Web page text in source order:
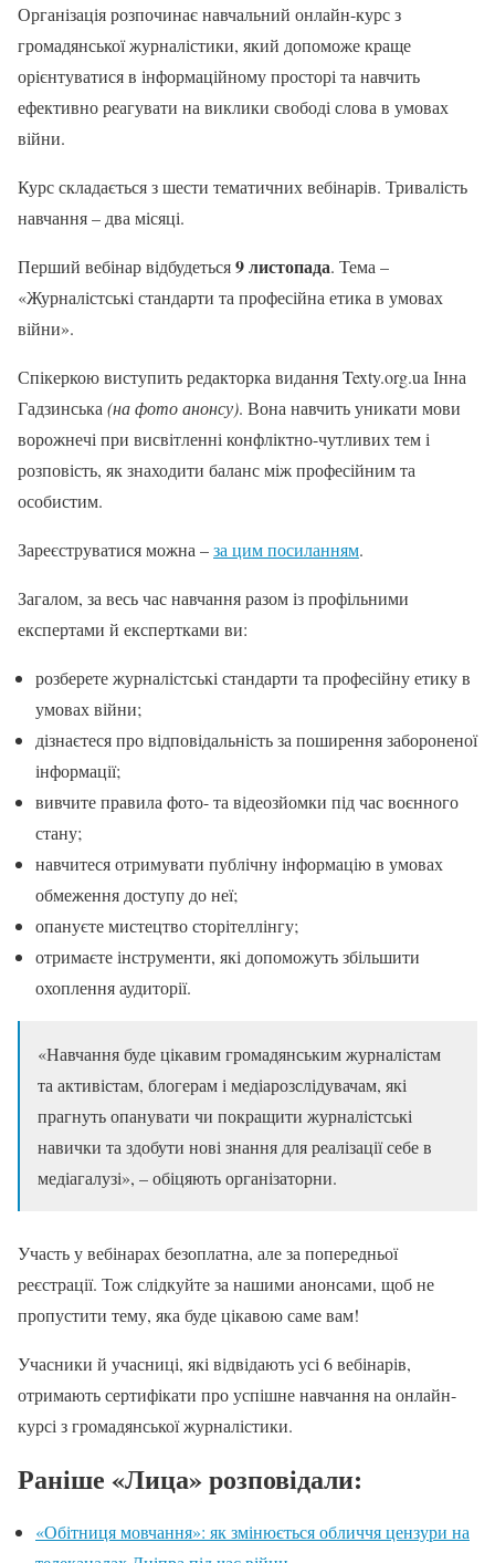
Організація розпочинає навчальний онлайн-курс з
громадянської журналістики, який допоможе краще
орієнтуватися в інформаційному просторі та навчить
ефективно реагувати на виклики свободі слова в умовах
війни.
Курс складається з шести тематичних вебінарів. Тривалість
навчання – два місяці.
Перший вебінар відбудеться9 листопада. Тема –
«Журналістські стандарти та професійна етика в умовах
війни».
Спікеркою виступить редакторка видання Texty.org.ua Інна
Гадзинська(на фото анонсу). Вона навчить уникати мови
ворожнечі при висвітленні конфліктно-чутливих тем і
розповість, як знаходити баланс між професійним та
особистим.
Зареєструватися можна –за цим посиланням.
Загалом, за весь час навчання разом із профільними
експертами й експертками ви:
розберете журналістські стандарти та професійну етику в
умовах війни;
дізнаєтеся про відповідальність за поширення забороненої
інформації;
вивчите правила фото- та відеозйомки під час воєнного
стану;
навчитеся отримувати публічну інформацію в умовах
обмеження доступу до неї;
опануєте мистецтво сторітеллінгу;
отримаєте інструменти, які допоможуть збільшити
охоплення аудиторії.
«Навчання буде цікавим громадянським журналістам
та активістам, блогерам і медіарозслідувачам, які
прагнуть опанувати чи покращити журналістські
навички та здобути нові знання для реалізації себе в
медіагалузі», – обіцяють організаторни.
Участь у вебінарах безоплатна, але за попередньої
реєстрації. Тож слідкуйте за нашими анонсами, щоб не
пропустити тему, яка буде цікавою саме вам!
Учасники й учасниці, які відвідають усі 6 вебінарів,
отримають сертифікати про успішне навчання на онлайн-
курсі з громадянської журналістики.
Раніше «Лица» розповідали:
«Обітниця мовчання»: як змінюється обличчя цензури на